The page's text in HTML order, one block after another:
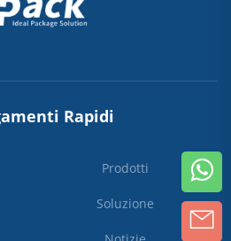
Rapidi
Prodotti
Soluzione